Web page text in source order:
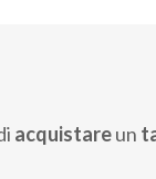
acquistareun